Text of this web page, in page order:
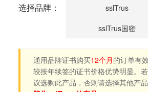
选择品牌： sslTrus
sslTrus国密
通用品牌证书购买12个月 的订单有
较按年续签的证书价格优势明显。
议选购此产品，否则请选择其他产品